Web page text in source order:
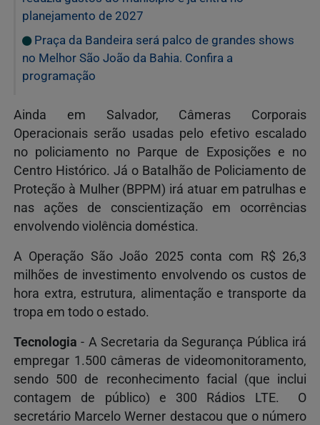
planejamento de 2027
Praça da Bandeira será palco de grandes shows
no Melhor São João da Bahia. Confira a
programação
Ainda em Salvador, Câmeras Corporais
Operacionais serão usadas pelo efetivo escalado
no policiamento no Parque de Exposições e no
Centro Histórico. Já o Batalhão de Policiamento de
Proteção à Mulher (BPPM) irá atuar em patrulhas e
nas ações de conscientização em ocorrências
envolvendo violência doméstica.
A Operação São João 2025 conta com R$ 26,3
milhões de investimento envolvendo os custos de
hora extra, estrutura, alimentação e transporte da
tropa em todo o estado.
Tecnologia - A Secretaria da Segurança Pública irá
empregar 1.500 câmeras de videomonitoramento,
sendo 500 de reconhecimento facial (que inclui
contagem de público) e 300 Rádios LTE. O
secretário Marcelo Werner destacou que o número